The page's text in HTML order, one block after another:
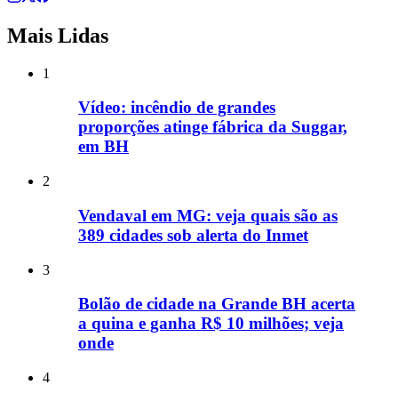
Mais Lidas
1
Vídeo: incêndio de grandes
proporções atinge fábrica da Suggar,
em BH
2
Vendaval em MG: veja quais são as
389 cidades sob alerta do Inmet
3
Bolão de cidade na Grande BH acerta
a quina e ganha R$ 10 milhões; veja
onde
4